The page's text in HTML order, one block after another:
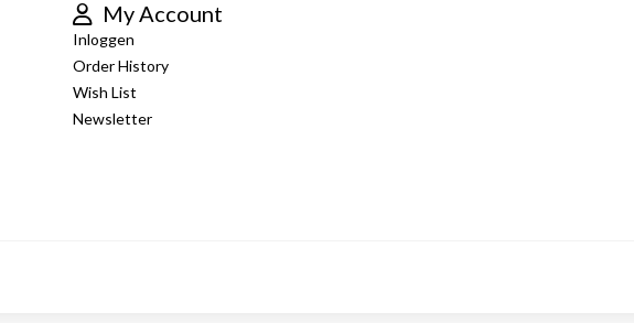
My Account
Inloggen
Order History
Wish List
Newsletter